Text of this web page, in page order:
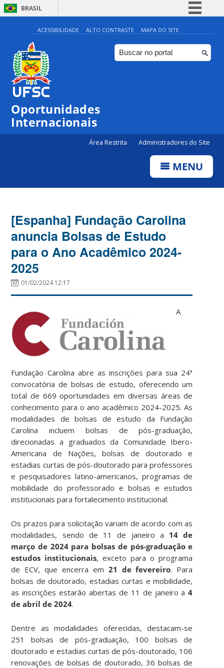
BRASIL
Simplifique!
Comunica BR
Participe
ACESSIBILIDADE ALTO CONTRASTE MAPA DO SITE
Oportunidades
Internacionais
Área Restrita Administradores do Site
MENU
[Espanha] Fundação Carolina
anuncia Bolsas de Estudo
para o Ano Acadêmico 2024-
2025
01/02/2024 12:17
A
Fundação Carolina abre as inscrições para sua 24ª
convocatória de bolsas de estudo, oferecendo um
total de 669 oportunidades em diversas áreas de
conhecimento para o ano acadêmico 2024-2025. As
modalidades de bolsas de estudo da Fundação
Carolina incluem bolsas de pós-graduação,
direcionadas a graduados da Comunidade Ibero-
Americana de Nações, bolsas de doutorado e
estadias curtas de pós-doutorado para professores
e pesquisadores latino-americanos, programas de
mobilidade do professorado e bolsas e estudos
institucionais para fortalecimento institucional.
Os prazos para solicitação variam de acordo com as
modalidades, sendo de 11 de janeiro a 14 de
março de 2024 para bolsas de pós-graduação e
estudos institucionais, exceto para o programa
de ECV, que encerra em 21 de fevereiro. Para
bolsas de doutorado, estadias curtas e mobilidade,
as inscrições estarão abertas de 11 de janeiro a4
de abril de 2024.
Dentre as modalidades oferecidas, destacam-se
251 bolsas de pós-graduação, 100 bolsas de
doutorado e estadias curtas de pós-doutorado, 106
renovações de bolsas de doutorado, 36 bolsas de